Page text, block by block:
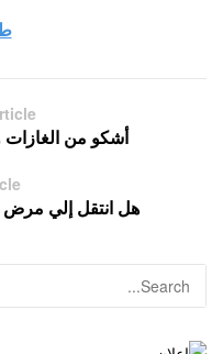
أشكو من
هل انتقل إلي مرض